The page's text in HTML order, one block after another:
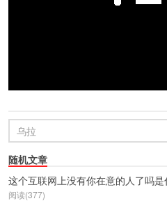
随机文章
这个互联网上没有你在意的人了吗
阅读(377)